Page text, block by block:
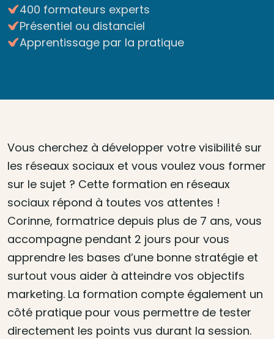
400 formateurs experts
Présentiel ou distanciel
Apprentissage par la pratique
Vous cherchez à développer votre visibilité sur
les réseaux sociaux et vous voulez vous former
sur le sujet ? Cette formation en réseaux
sociaux répond à toutes vos attentes !
Corinne, formatrice depuis plus de 7 ans, vous
accompagne pendant 2 jours pour vous
apprendre les bases d’une bonne stratégie et
surtout vous aider à atteindre vos objectifs
marketing. La formation compte également un
côté pratique pour vous permettre de tester
directement les points vus durant la session.